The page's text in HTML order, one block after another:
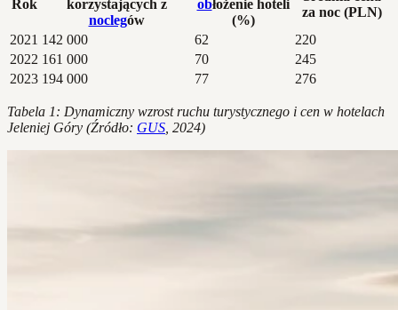
Rok
korzystających z
noclegów
obłożenie hoteli
(%)
za noc (PLN)
2021 142 000 62
220
2022 161 000 70
245
2023 194 000 77 276
Tabela 1: Dynamiczny wzrost ruchu turystycznego i cen w hotelach
Jeleniej Góry (Źródło: GUS , 2024)